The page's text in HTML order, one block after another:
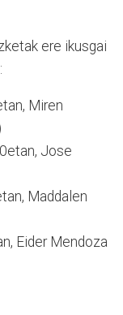
ere ikusgai
Miren
Jose
Maddalen
Eider Mendoza